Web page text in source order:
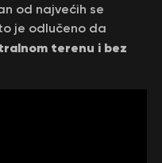
od najvećih se
je odlučeno da
terenu i bez